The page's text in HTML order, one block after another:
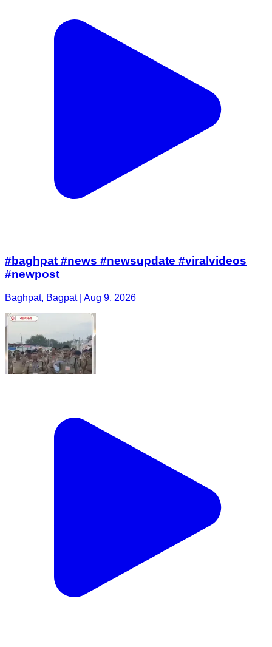
#baghpat #news #newsupdate #viralvideos
#newpost
Baghpat, Bagpat | Aug 9, 2026